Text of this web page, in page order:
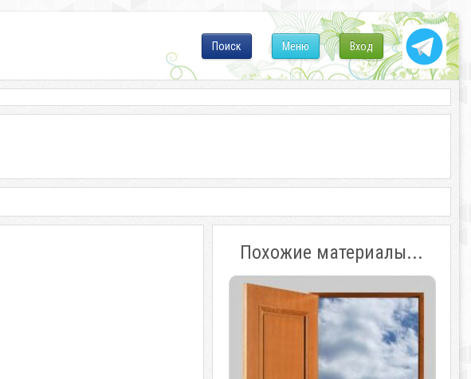
Вход
Меню
Поиск
Похожие материалы...